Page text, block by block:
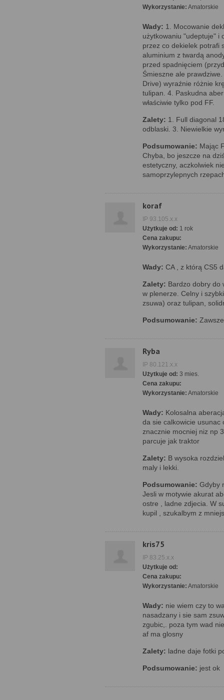
Wykorzystanie: Amatorskie
Wady: 1. Mocowanie
użytkowaniu "udeptuje" i
przez co dekielek potrafi
aluminium z twardą
przed spadnięciem
Śmieszne ale
Drive) wyraźnie różnie
tulipan. 4. Paskudna
właściwie tylko pod FF.
Zalety: 1. Full diagonal
odblaski. 3. Niewielkie
Podsumowanie: Mając
Chyba, bo jeszcze na
estetyczny, aczkolwiek
samoprzylepnych
koraf
IP 93.105.x.x
Użytkuje od: 1 rok
Cena zakupu:
Wykorzystanie: Amatorskie
Wady: CA , z którą CS5
Zalety: Bardzo dobry do
w plenerze. Celny i
zsuwa) oraz tulipan,
Podsumowanie:
Ryba
IP 80.121.x.x
Użytkuje od: 3 mies.
Cena zakupu:
Wykorzystanie: Amatorskie
Wady: Kolosalna
da sie calkowicie
znacznie mocniej niz np
parcuje jak traktor
Zalety: B wysoka
maly i lekki.
Podsumowanie: Gdyby
Jesli w motywie akurat
ostre , ladne zdjecia. W
kupil , szukalbym z
kris75
IP 83.25.x.x
Użytkuje od:
Cena zakupu:
Wykorzystanie: Amatorskie
Wady: nie wiem czy to
nasadzany i sie sam
zgubic,. poza tym wad
af ma glosny
Zalety: ladne daje fotki
Podsumowanie: jest ok